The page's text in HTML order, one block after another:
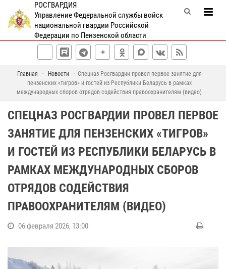
РОСГВАРДИЯ
Управление Федеральной службы войск
национальной гвардии Российской
Федерации по Пензенской области
Главная Новости
Спецназ Росгвардии провел первое занятие для
пензенских «тигров» и гостей из Республики Беларусь в рамках
международных сборов отрядов содействия правоохранителям (видео)
СПЕЦНАЗ РОСГВАРДИИ ПРОВЕЛ ПЕРВОЕ
ЗАНЯТИЕ ДЛЯ ПЕНЗЕНСКИХ «ТИГРОВ»
И ГОСТЕЙ ИЗ РЕСПУБЛИКИ БЕЛАРУСЬ В
РАМКАХ МЕЖДУНАРОДНЫХ СБОРОВ
ОТРЯДОВ СОДЕЙСТВИЯ
ПРАВООХРАНИТЕЛЯМ (ВИДЕО)
06 февраля 2026, 13:00